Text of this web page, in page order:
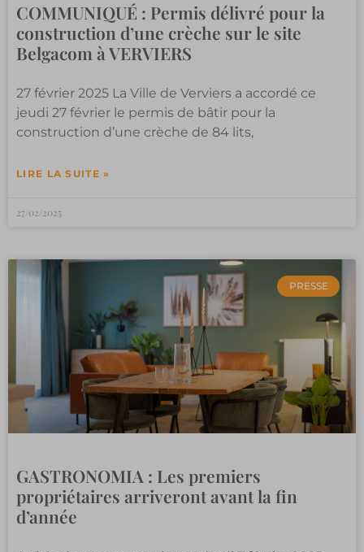
COMMUNIQUÉ : Permis délivré pour la
construction d’une crèche sur le site
Belgacom à VERVIERS
27 février 2025 La Ville de Verviers a accordé ce
jeudi 27 février le permis de bâtir pour la
construction d’une crèche de 84 lits,
LIRE LA SUITE »
27/02/2025
PRESSE
GASTRONOMIA : Les premiers
propriétaires arriveront avant la fin
d’année